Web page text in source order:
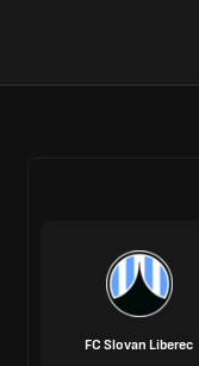
FC Slovan Liberec